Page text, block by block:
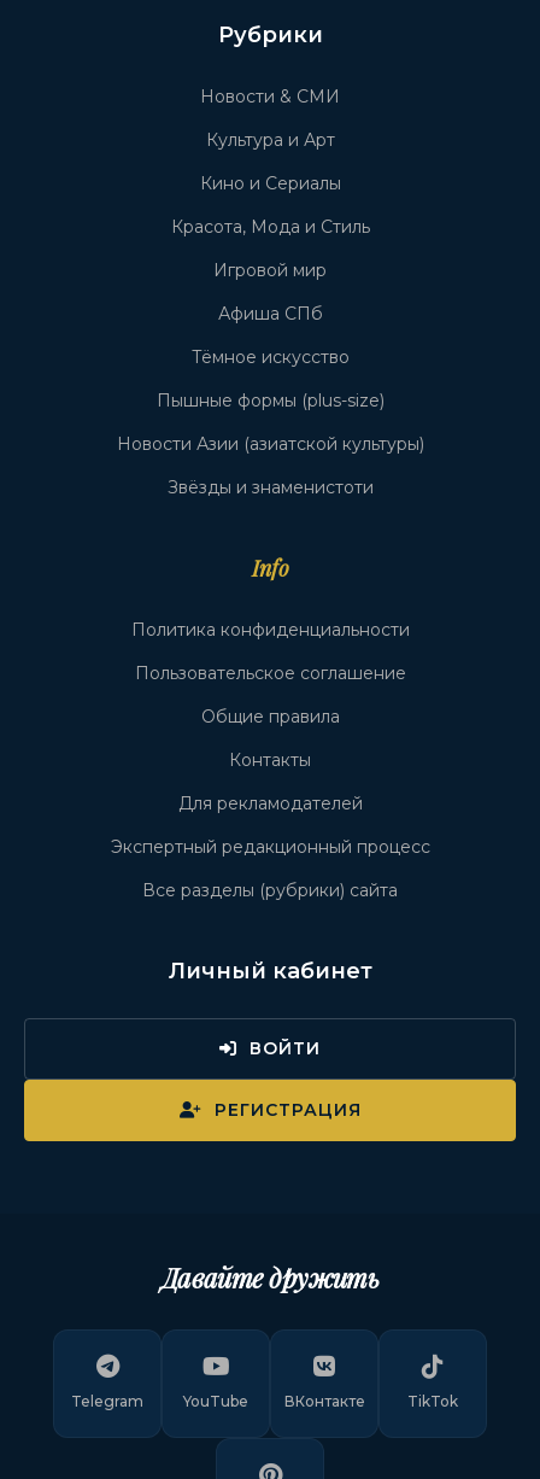
Рубрики
Новости & СМИ
Культура и Арт
Кино и Сериалы
Красота, Мода и Стиль
Игровой мир
Афиша СПб
Тёмное искусство
Пышные формы (plus-size)
Новости Азии (азиатской культуры)
Звёзды и знаменистоти
Info
Политика конфиденциальности
Пользовательское соглашение
Общие правила
Контакты
Для рекламодателей
Экспертный редакционный процесс
Все разделы (рубрики) сайта
Личный кабинет
ВОЙТИ
РЕГИСТРАЦИЯ
Давайте дружить
Telegram YouTube ВКонтакте TikTok